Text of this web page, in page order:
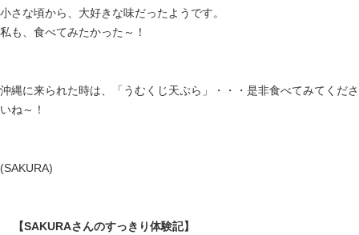
小さな頃から、大好きな味だったようです。
私も、食べてみたかった～！
沖縄に来られた時は、「うむくじ天ぷら」・・・ 是非食べてみてくださ
いね～！
(SAKURA)
【SAKURAさんのすっきり体験記】